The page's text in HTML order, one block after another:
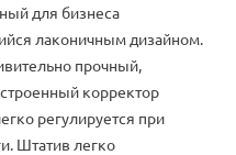
для бизнеса
лаконичным дизайном.
прочный,
корректор
регулируется при
Штатив легко